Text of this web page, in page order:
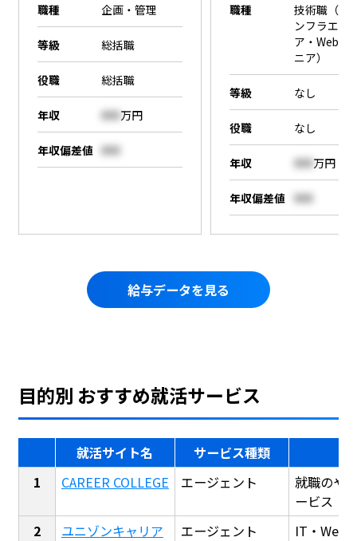
職種 企画・管理
等級 総括職
役職 総括職
年収 000万円
年収偏差値 000
職種
技術職（SE
ンフラエン
ア・Webエ
ニア）
等級 なし
役職 なし
年収 000万円
年収偏差値 000
給与データを見る
目的別 おすすめ就活サービス
就活サイト名
サービス種類
CAREER COLLEGE
エージェント
就職のや
ービス
ユニゾンキャリア
エージェント
IT・Web